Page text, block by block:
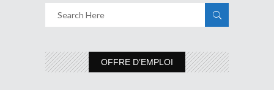
OFFRE D’EMPLOI